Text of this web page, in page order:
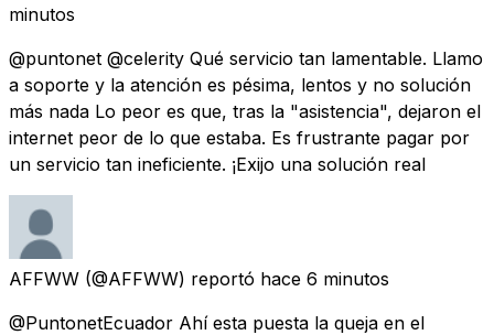
minutos
@puntonet @celerity Qué servicio tan lamentable. Llamo
a soporte y la atención es pésima, lentos y no solución
más nada Lo peor es que, tras la "asistencia", dejaron el
internet peor de lo que estaba. Es frustrante pagar por
un servicio tan ineficiente. ¡Exijo una solución real
AFFWW (@AFFWW) reportó hace 6 minutos
@PuntonetEcuador Ahí esta puesta la queja en el